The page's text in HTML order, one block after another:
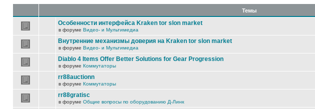
Темы
Особенности интерфейса Kraken tor slon market
в форуме Видео- и Мультимедиа
Внутренние механизмы доверия на Kraken tor slon market
в форуме Видео- и Мультимедиа
Diablo 4 Items Offer Better Solutions for Gear Progression
в форуме Коммутаторы
rr88auctionn
в форуме Коммутаторы
rr88gratisc
в форуме Общие вопросы по оборудованию Д-Линк